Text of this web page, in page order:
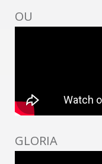
OU
GLORIA